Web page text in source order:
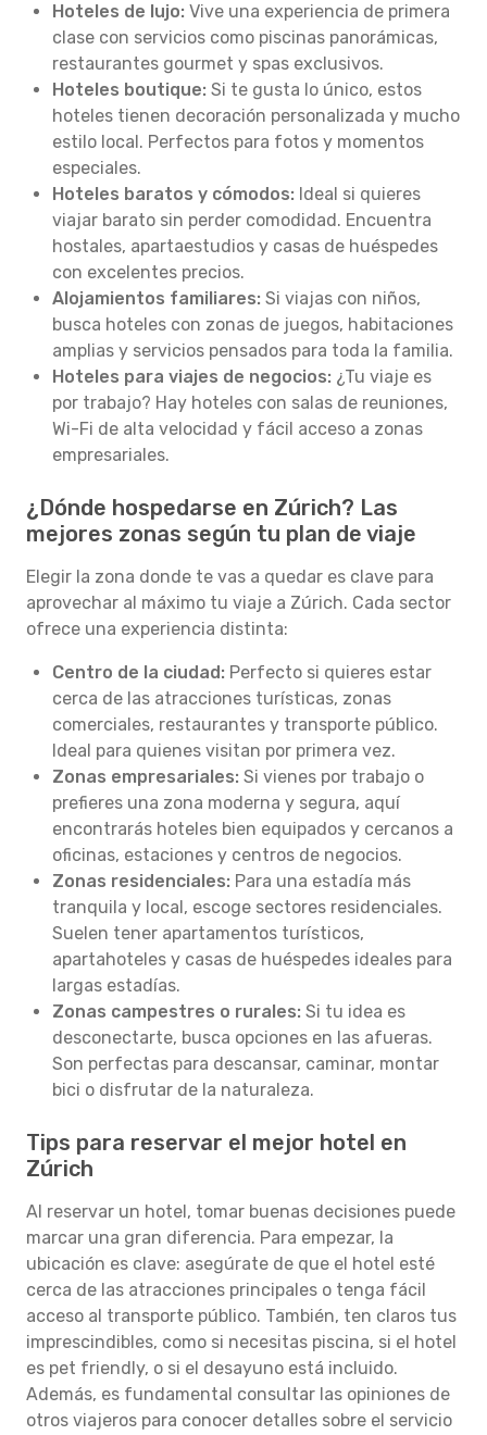
Hoteles de lujo: Vive una experiencia de primera
clase con servicios como piscinas panorámicas,
restaurantes gourmet y spas exclusivos.
Hoteles boutique: Si te gusta lo único, estos
hoteles tienen decoración personalizada y mucho
estilo local. Perfectos para fotos y momentos
especiales.
Hoteles baratos y cómodos: Ideal si quieres
viajar barato sin perder comodidad. Encuentra
hostales, apartaestudios y casas de huéspedes
con excelentes precios.
Alojamientos familiares: Si viajas con niños,
busca hoteles con zonas de juegos, habitaciones
amplias y servicios pensados para toda la familia.
Hoteles para viajes de negocios: ¿Tu viaje es
por trabajo? Hay hoteles con salas de reuniones,
Wi-Fi de alta velocidad y fácil acceso a zonas
empresariales.
¿Dónde hospedarse en Zúrich? Las
mejores zonas según tu plan de viaje
Elegir la zona donde te vas a quedar es clave para
aprovechar al máximo tu viaje a Zúrich. Cada sector
ofrece una experiencia distinta:
Centro de la ciudad: Perfecto si quieres estar
cerca de las atracciones turísticas, zonas
comerciales, restaurantes y transporte público.
Ideal para quienes visitan por primera vez.
Zonas empresariales: Si vienes por trabajo o
prefieres una zona moderna y segura, aquí
encontrarás hoteles bien equipados y cercanos a
oficinas, estaciones y centros de negocios.
Zonas residenciales: Para una estadía más
tranquila y local, escoge sectores residenciales.
Suelen tener apartamentos turísticos,
apartahoteles y casas de huéspedes ideales para
largas estadías.
Zonas campestres o rurales: Si tu idea es
desconectarte, busca opciones en las afueras.
Son perfectas para descansar, caminar, montar
bici o disfrutar de la naturaleza.
Tips para reservar el mejor hotel en
Zúrich
Al reservar un hotel, tomar buenas decisiones puede
marcar una gran diferencia. Para empezar, la
ubicación es clave: asegúrate de que el hotel esté
cerca de las atracciones principales o tenga fácil
acceso al transporte público. También, ten claros tus
imprescindibles, como si necesitas piscina, si el hotel
es pet friendly, o si el desayuno está incluido.
Además, es fundamental consultar las opiniones de
otros viajeros para conocer detalles sobre el servicio